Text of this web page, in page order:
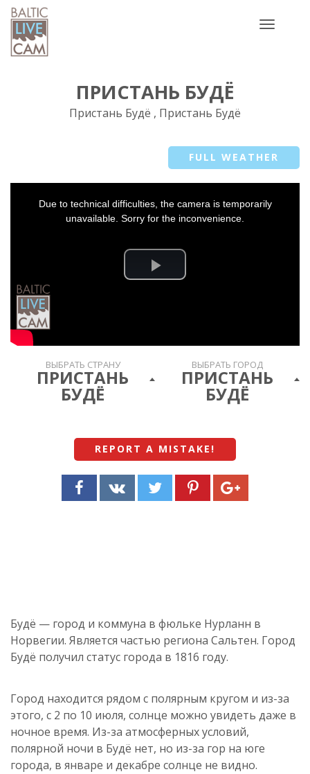
Toggle
ПРИСТАНЬ БУДЁ
Пристань Будё , Пристань Будё
FULL WEATHER
Play
Due to technical difficulties, the camera is temporarily
unavailable. Sorry for the inconvenience.
ВЫБРАТЬ СТРАНУ
ПРИСТАНЬ
БУДЁ
ВЫБРАТЬ ГОРОД
ПРИСТАНЬ
БУДЁ
REPORT A MISTAKE !
Будё — город и коммуна в фюльке Нурланн в
Норвегии. Является частью региона Сальтен. Город
Будё получил статус города в 1816 году.
Город находится рядом с полярным кругом и из-за
этого, с 2 по 10 июля, солнце можно увидеть даже в
ночное время. Из-за атмосферных условий,
полярной ночи в Будё нет, но из-за гор на юге
города, в январе и декабре солнце не видно.